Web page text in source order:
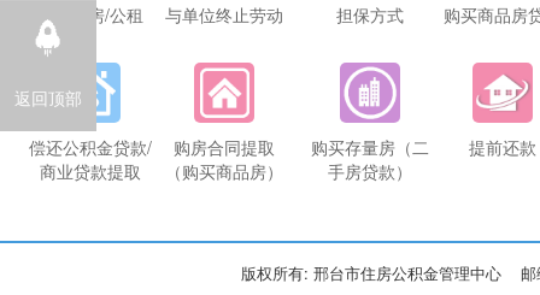
租商品房/公租 与单位终止劳动
偿还公积金贷款/
商业贷款提取
购房合同提取
（购买商品房）
担保方式 购买商品房
购买存量房（二
手房贷款）
提前还款
版权所有: 邢台市住房公积金管理中心
返回顶部